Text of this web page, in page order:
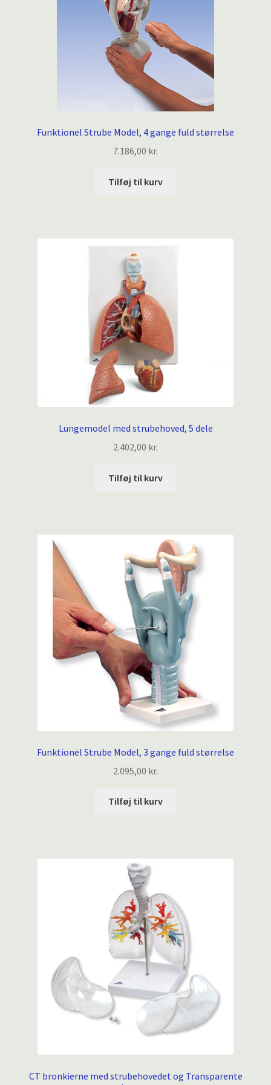
Funktionel Strube Model, 4 gange fuld størrelse
7.186,00 kr.
Tilføj til kurv
Lungemodel med strubehoved, 5 dele
2.402,00 kr.
Tilføj til kurv
Funktionel Strube Model, 3 gange fuld størrelse
2.095,00 kr.
Tilføj til kurv
CT bronkierne med strubehovedet og Transparente